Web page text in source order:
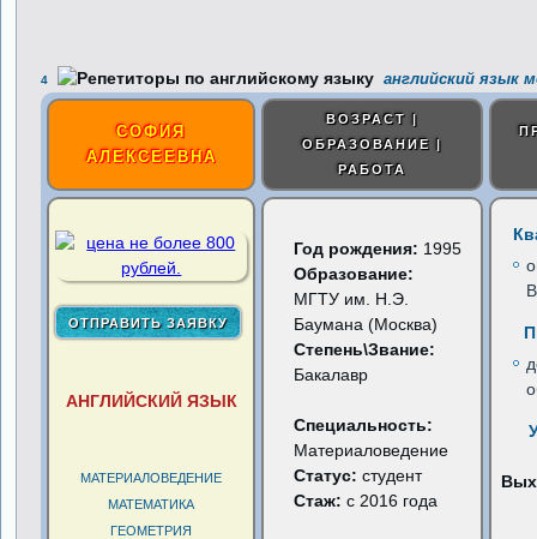
4 английский язык
СОФИЯ
АЛЕКСЕЕВНА
ВОЗРАСТ |
ОБРАЗОВАНИЕ |
РАБОТА
АНГЛИЙСКИЙ ЯЗЫК
МАТЕРИАЛОВЕДЕНИЕ
МАТЕМАТИКА
ГЕОМЕТРИЯ
Год рождения: 1995
Образование:
МГТУ им. Н.Э.
Баумана (Москва)
Степень\Звание:
Бакалавр
Специальность:
Материаловедение
Статус:студент
Стаж: с 2016 года